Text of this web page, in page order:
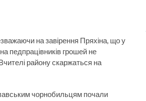
на завірення Пряхіна, що у
педпрацівників грошей не
району скаржаться на
чорнобильцям почали